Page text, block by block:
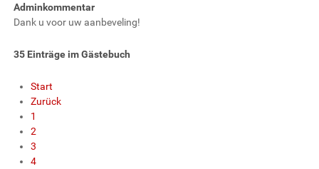
Adminkommentar
Dank u voor uw aanbeveling!
35 Einträge im Gästebuch
Start
Zurück
1
2
3
4